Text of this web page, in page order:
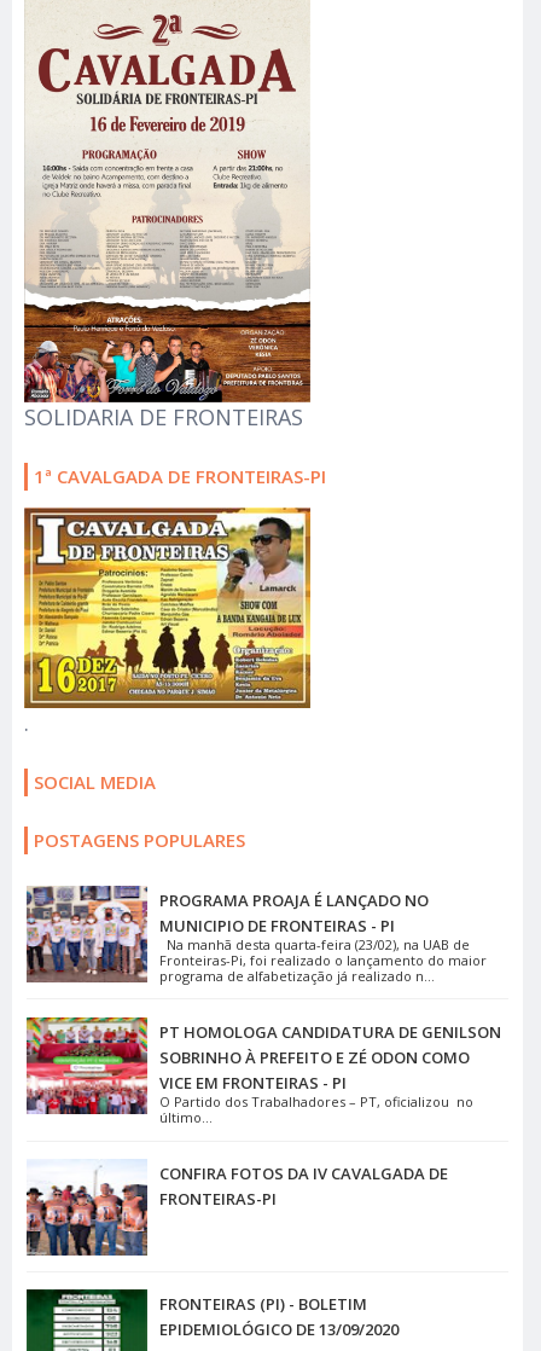
SOLIDARIA DE FRONTEIRAS
1ª CAVALGADA DE FRONTEIRAS-PI
.
SOCIAL MEDIA
POSTAGENS POPULARES
PROGRAMA PROAJA É LANÇADO NO
MUNICIPIO DE FRONTEIRAS - PI
Na manhã desta quarta-feira (23/02), na UAB de
Fronteiras-Pi, foi realizado o lançamento do maior
programa de alfabetização já realizado n...
PT HOMOLOGA CANDIDATURA DE GENILSON
SOBRINHO À PREFEITO E ZÉ ODON COMO
VICE EM FRONTEIRAS - PI
O Partido dos Trabalhadores – PT, oficializou no
último...
CONFIRA FOTOS DA IV CAVALGADA DE
FRONTEIRAS-PI
FRONTEIRAS (PI) - BOLETIM
EPIDEMIOLÓGICO DE 13/09/2020